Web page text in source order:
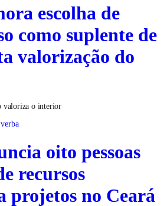
escolha de
como suplente de
valorização do
valoriza o interior
oito pessoas
recursos
projetos no Ceará